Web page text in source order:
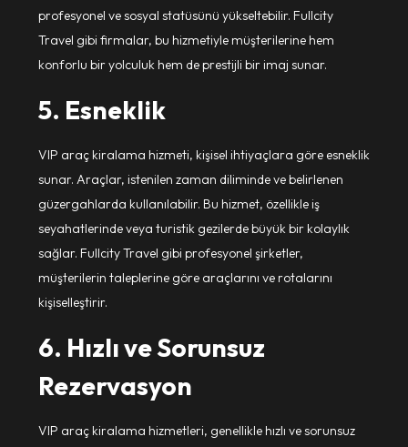
profesyonel ve sosyal statüsünü yükseltebilir. Fullcity
Travel gibi firmalar, bu hizmetiyle müşterilerine hem
konforlu bir yolculuk hem de prestijli bir imaj sunar.
5. Esneklik
VIP araç kiralama hizmeti, kişisel ihtiyaçlara göre esneklik
sunar. Araçlar, istenilen zaman diliminde ve belirlenen
güzergahlarda kullanılabilir. Bu hizmet, özellikle iş
seyahatlerinde veya turistik gezilerde büyük bir kolaylık
sağlar. Fullcity Travel gibi profesyonel şirketler,
müşterilerin taleplerine göre araçlarını ve rotalarını
kişiselleştirir.
6. Hızlı ve Sorunsuz
Rezervasyon
VIP araç kiralama hizmetleri, genellikle hızlı ve sorunsuz